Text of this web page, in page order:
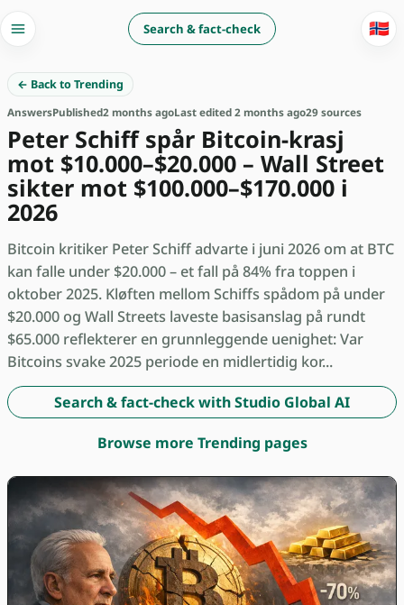
Search & fact-check 🇳🇴
← Back to Trending
AnswersPublished2 months agoLast edited 2 months ago29 sources
Peter Schiff spår Bitcoin-krasj
mot $10.000–$20.000 – Wall Street
sikter mot $100.000–$170.000 i
2026
Bitcoin kritiker Peter Schiff advarte i juni 2026 om at BTC
kan falle under $20.000 – et fall på 84% fra toppen i
oktober 2025. Kløften mellom Schiffs spådom på under
$20.000 og Wall Streets laveste basisanslag på rundt
$65.000 reflekterer en grunnleggende uenighet: Var
Bitcoins svake 2025 periode en midlertidig kor...
Search & fact-check with Studio Global AI
Browse more Trending pages